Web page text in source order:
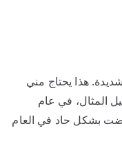
هذا يحتاج مني
المثال، في عام
بشكل حاد في العام